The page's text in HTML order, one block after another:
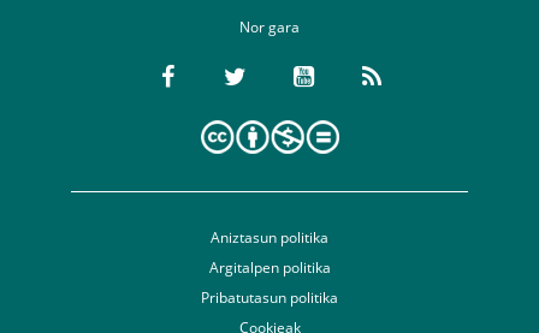
Nor gara
Aniztasun politika
Argitalpen politika
Pribatutasun politika
Cookieak